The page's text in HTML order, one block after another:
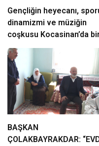
Gençliğin heyecanı,
dinamizmi ve müziğin
coşkusu Kocasinan’da
araya geliyor!
BAŞKAN
ÇOLAKBAYRAKDAR: